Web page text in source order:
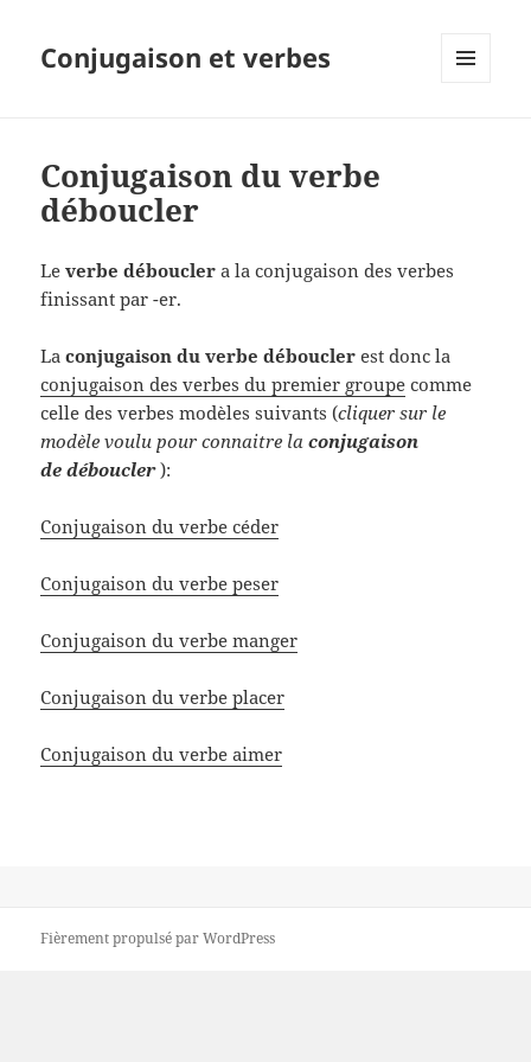
Conjugaison et verbes
Conjugaison du verbe
déboucler
Leverbe déboucler a la conjugaison des verbes
finissant par -er.
Laconjugaison du verbe déboucler est donc la
conjugaison des verbes du premier groupe comme
celle des verbes modèles suivants (cliquer sur le
modèle voulu pour connaitre laconjugaison
de déboucler):
Conjugaison du verbe céder
Conjugaison du verbe peser
Conjugaison du verbe manger
Conjugaison du verbe placer
Conjugaison du verbe aimer
Fièrement propulsé par WordPress